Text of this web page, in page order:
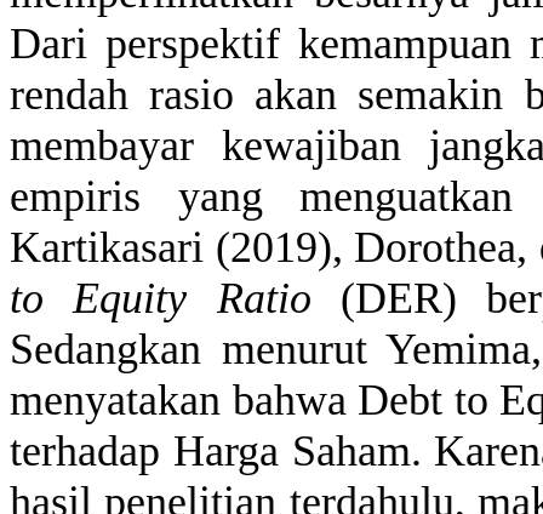
Dari perspektif kemampuan
rendah rasio akan semakin
membayar kewajiban
empiris yangmenguatkan
Kartikasari (2019), Dorothea,
to Equity Ratio (DER)
Sedangkan menurut
menyatakan bahwa Debt to
terhadap Harga Saham.
hasil penelitian terdahulu,